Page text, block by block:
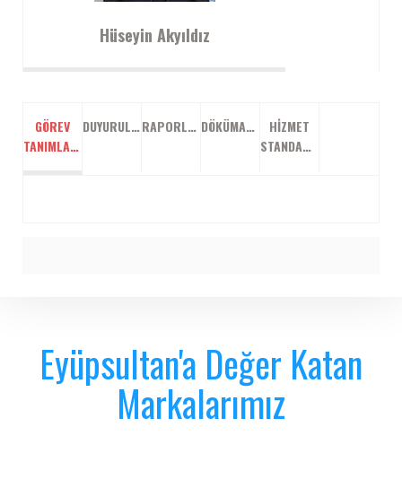
Hüseyin Akyıldız
GÖREV
TANIMLARI
DUYURULAR RAPORLAR DÖKÜMANLAR
HIZMET
STANDARTLARI
Eyüpsultan'a Değer Katan
Markalarımız